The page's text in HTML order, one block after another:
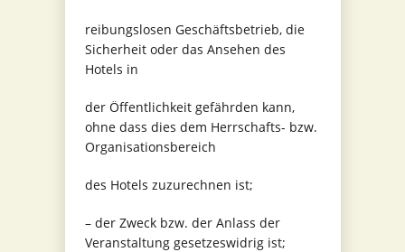
reibungslosen Geschäftsbetrieb, die
Sicherheit oder das Ansehen des
Hotels in
der Öffentlichkeit gefährden kann,
ohne dass dies dem Herrschafts- bzw.
Organisationsbereich
des Hotels zuzurechnen ist;
– der Zweck bzw. der Anlass der
Veranstaltung gesetzeswidrig ist;